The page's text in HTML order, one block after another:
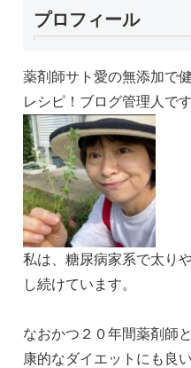
プロフィール
薬剤師サト愛の無添加で
レシピ！ブログ管理人です
私は、糖尿病家系で太り
し続けています。
なおかつ２０年間薬剤師
康的なダイエットにも良